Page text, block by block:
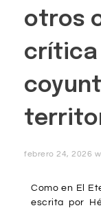
otros
crítica
febrero 24, 2026
Como en El
escrita por